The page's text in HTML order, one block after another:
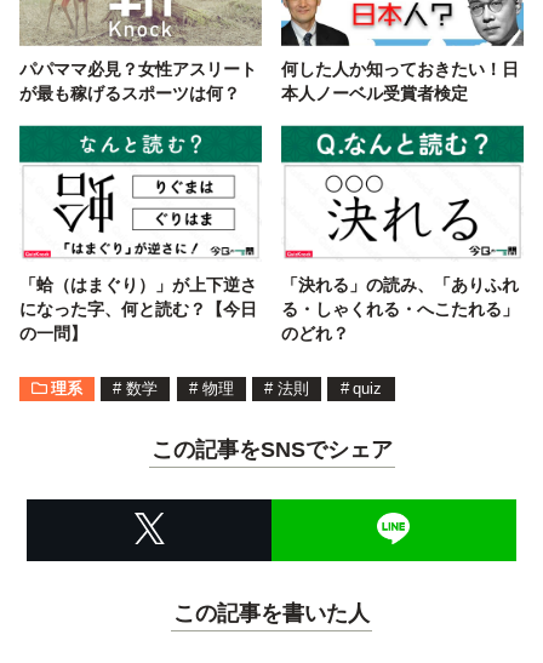
パパママ必見？女性アスリート
が最も稼げるスポーツは何？
何した人か知っておきたい！日
本人ノーベル受賞者検定
「蛤（はまぐり）」が上下逆さ
になった字、何と読む？【今日
の一問】
「決れる」の読み、「ありふれ
る・しゃくれる・へこたれる」
のどれ？
理系 # 数学 # 物理 # 法則 # quiz
この記事をSNSでシェア
この記事を書いた人